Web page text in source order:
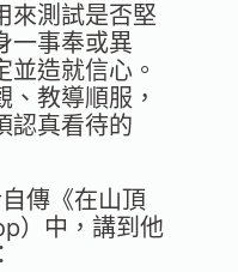
來測試是否堅
一事奉或異
造就信心。
教導順服，
認真看待的
傳《在山頂
）中，講到他